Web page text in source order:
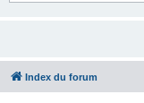
Index du forum